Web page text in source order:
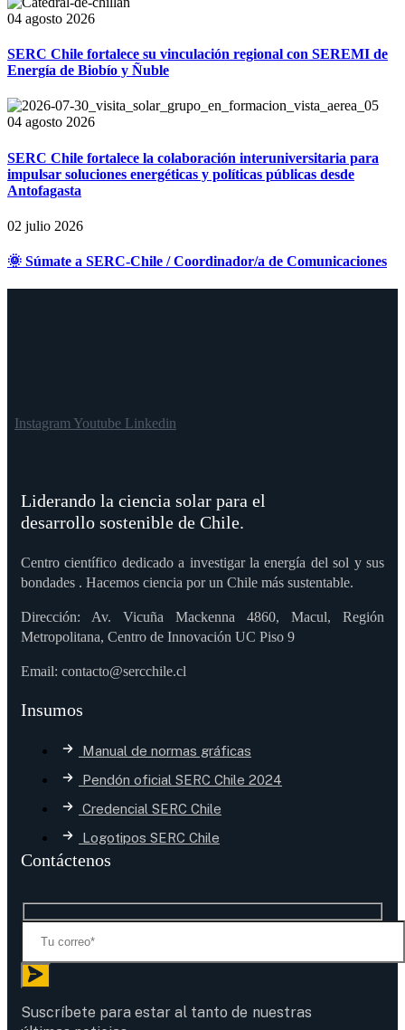
04 agosto 2026
SERC Chile fortalece su vinculación regional con SEREMI de
Energía de Biobío y Ñuble
04 agosto 2026
SERC Chile fortalece la colaboración interuniversitaria para
impulsar soluciones energéticas y políticas públicas desde
Antofagasta
02 julio 2026
🌞 Súmate a SERC-Chile / Coordinador/a de Comunicaciones
InstagramYoutube Linkedin
Liderando la ciencia solar para el
desarrollo sostenible de Chile.
Centro científico dedicado a investigar la energía del sol y sus
bondades . Hacemos ciencia por un Chile más sustentable.
Dirección: Av. Vicuña Mackenna 4860, Macul, Región
Metropolitana, Centro de Innovación UC Piso 9
Email: contacto@sercchile.cl
Insumos
Manual de normas gráficas
Pendón oficial SERC Chile 2024
Credencial SERC Chile
Logotipos SERC Chile
Contáctenos
Suscríbete para estar al tanto de nuestras